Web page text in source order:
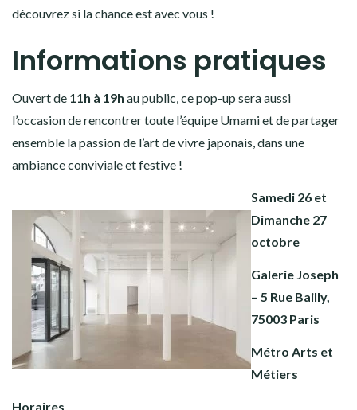
découvrez si la chance est avec vous !
Informations pratiques
Ouvert de 11h à 19h au public, ce pop-up sera aussi
l’occasion de rencontrer toute l’équipe Umami et de partager
ensemble la passion de l’art de vivre japonais, dans une
ambiance conviviale et festive !
Samedi 26 et
Dimanche 27
octobre
Galerie Joseph
– 5 Rue Bailly,
75003 Paris
Métro Arts et
Métiers
Horaires